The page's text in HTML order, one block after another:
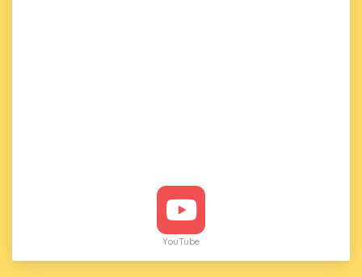
YouTube